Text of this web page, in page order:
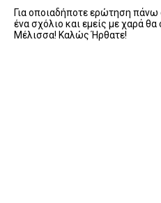
Για οποιαδήποτε ερώτηση πάνω
ένα σχόλιο και εμείς με χαρά
Μέλισσα! Καλώς Ήρθατε!